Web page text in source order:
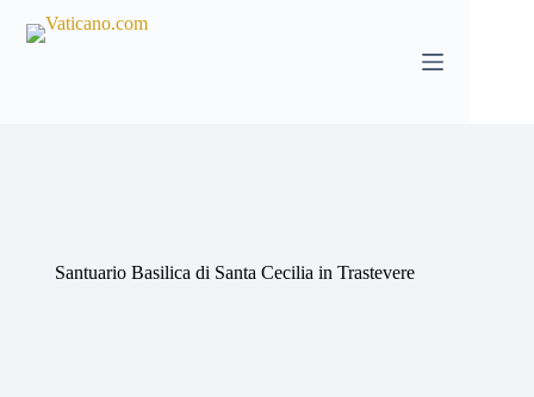
Santuario Basilica di Santa Cecilia in Trastevere